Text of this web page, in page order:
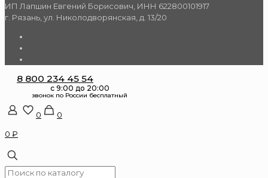
ИП Лапшин Евгений Борисович, ИНН 622800101917
г. Рязань, ул. Николодворянская, д. 13/20
8 800 234 45 54
0
0
0 ₽